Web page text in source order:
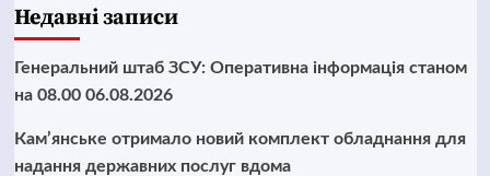
Недавні записи
Генеральний штаб ЗСУ: Оперативна інформація станом
на 08.00 06.08.2026
Кам’янське отримало новий комплект обладнання для
надання державних послуг вдома